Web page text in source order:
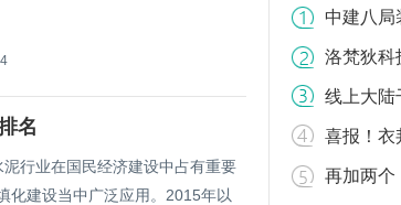
名
行业在国民经济建设中占有重要
化建设当中广泛应用。2015年以